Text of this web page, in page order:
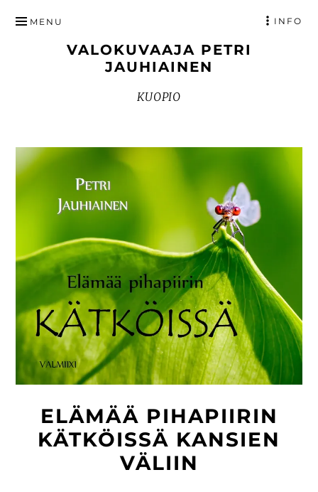
SISÄLTÖÖN
VALOKUVAAJA PETRI
JAUHIAINEN
KUOPIO
MENU INFO
ELÄMÄÄ PIHAPIIRIN
KÄTKÖISSÄ KANSIEN
VÄLIIN